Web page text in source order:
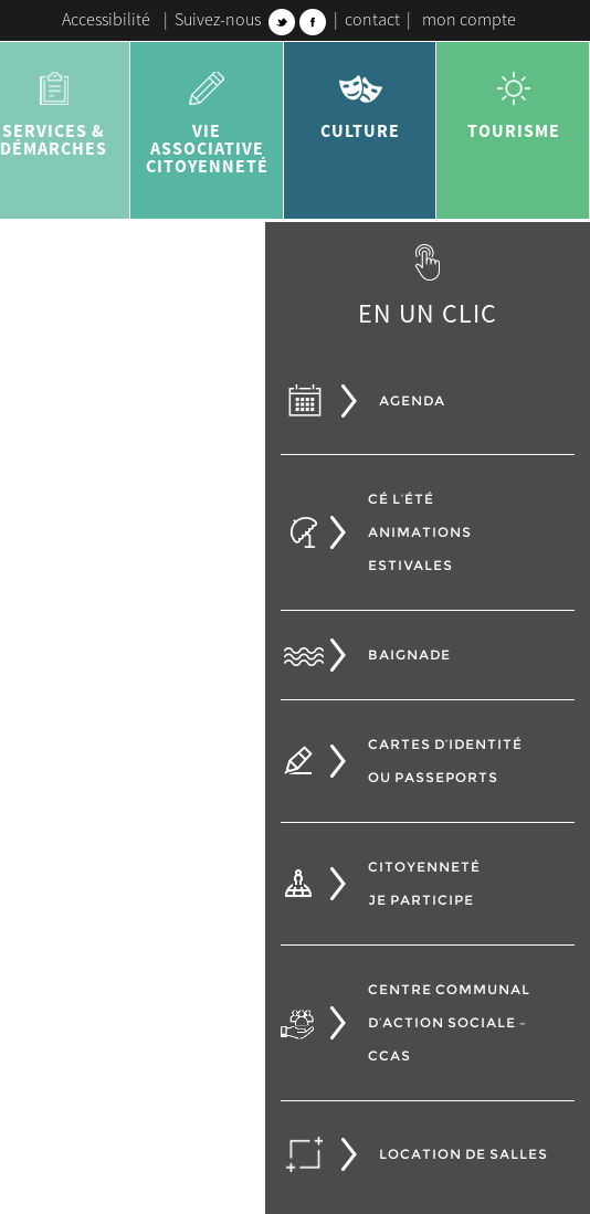
Accessibilité | Suivez-nous | contact | mon compte
SERVICES &
DÉMARCHES
VIE
ASSOCIATIVE
CITOYENNETÉ
CULTURE TOURISME
EN UN CLIC
AGENDA
CÉ L’ÉTÉ
ANIMATIONS
ESTIVALES
BAIGNADE
CARTES D’IDENTITÉ
OU PASSEPORTS
CITOYENNETÉ
JE PARTICIPE
CENTRE COMMUNAL
D’ACTION SOCIALE –
CCAS
LOCATION DE SALLES